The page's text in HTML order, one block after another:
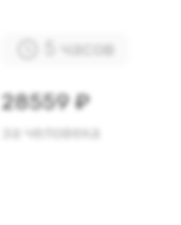
5 часов
28559 ₽
за человека